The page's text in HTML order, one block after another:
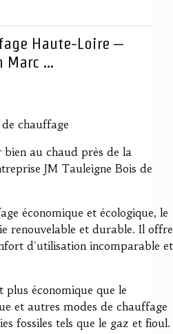
Haute-Loire –
Marc ...
chauffage
au chaud près de la
JM Tauleigne Bois de
économique et écologique, le
renouvelable et durable. Il offre
d'utilisation incomparable et
plus économique que le
et autres modes de chauffage
fossiles tels que le gaz et fioul.